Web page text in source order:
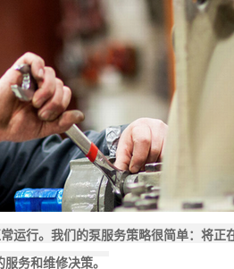
运行。我们的泵服务策略很简单：将
务和维修决策。